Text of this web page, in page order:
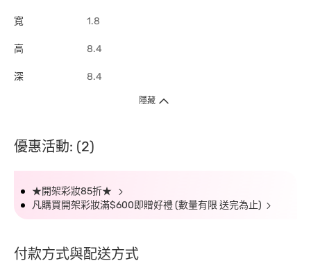
寬 1.8
高 8.4
深 8.4
隱藏
優惠活動: (2)
★開架彩妝85折★
凡購買開架彩妝滿$600即贈好禮 (數量有限 送完為止)
付款方式與配送方式